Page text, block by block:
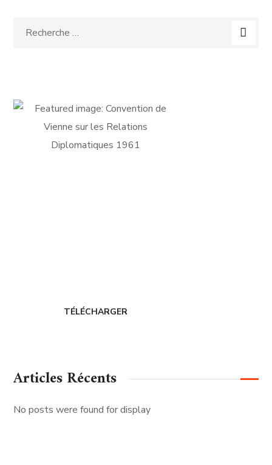
TÉLÉCHARGER
Articles Récents
No posts were found for display